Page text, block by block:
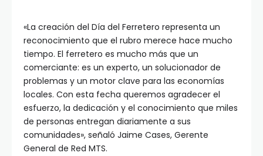
«La creación del Día del Ferretero representa un
reconocimiento que el rubro merece hace mucho
tiempo. El ferretero es mucho más que un
comerciante: es un experto, un solucionador de
problemas y un motor clave para las economías
locales. Con esta fecha queremos agradecer el
esfuerzo, la dedicación y el conocimiento que miles
de personas entregan diariamente a sus
comunidades», señaló Jaime Cases, Gerente
General de Red MTS.